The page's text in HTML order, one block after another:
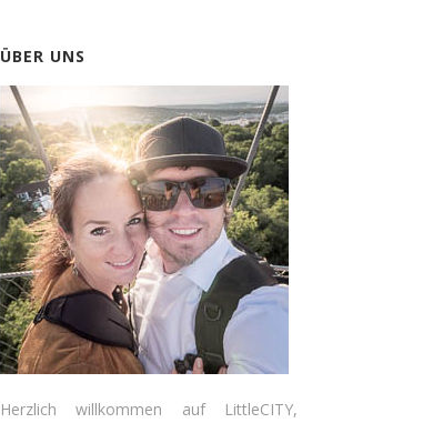
ÜBER UNS
Herzlich willkommen auf LittleCITY,